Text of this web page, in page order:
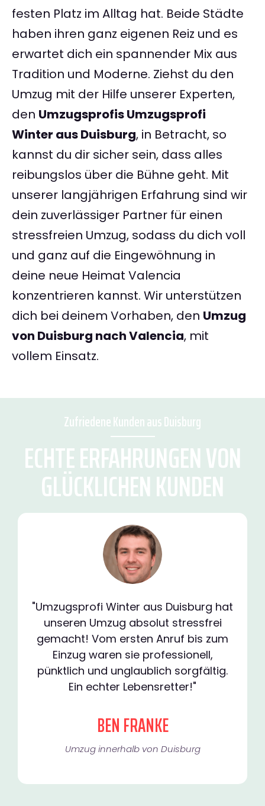
festen Platz im Alltag hat. Beide Städte
haben ihren ganz eigenen Reiz und es
erwartet dich ein spannender Mix aus
Tradition und Moderne. Ziehst du den
Umzug mit der Hilfe unserer Experten,
den Umzugsprofis Umzugsprofi
Winter aus Duisburg, in Betracht, so
kannst du dir sicher sein, dass alles
reibungslos über die Bühne geht. Mit
unserer langjährigen Erfahrung sind wir
dein zuverlässiger Partner für einen
stressfreien Umzug, sodass du dich voll
und ganz auf die Eingewöhnung in
deine neue Heimat Valencia
konzentrieren kannst. Wir unterstützen
dich bei deinem Vorhaben, den Umzug
von Duisburg nach Valencia, mit
vollem Einsatz.
Zufriedene Kunden aus Duisburg
ECHTE ERFAHRUNGEN VON
GLÜCKLICHEN KUNDEN
"Umzugsprofi Winter aus Duisburg hat
unseren Umzug absolut stressfrei
gemacht! Vom ersten Anruf bis zum
Einzug waren sie professionell,
pünktlich und unglaublich sorgfältig.
Ein echter Lebensretter!"
BEN FRANKE
Umzug innerhalb von Duisburg​